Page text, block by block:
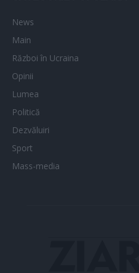
News
Main
Război în Ucraina
Opinii
Lumea
Politică
Dezvăluiri
Sport
Mass-media